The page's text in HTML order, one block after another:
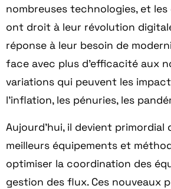
nombreuses technologies, et
ont droit à leur révolution
réponse à leur besoin de
face avec plus d’efficacité aux
variations qui peuvent les
l’inflation, les pénuries, les
Aujourd’hui, il devient primordial
meilleurs équipements et
optimiser la coordination des
gestion des flux. Ces nouveaux